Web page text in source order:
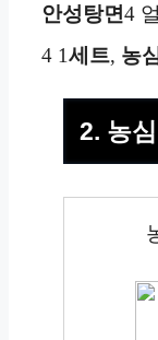
안성탕면4
4 1세트, 농
2. 농